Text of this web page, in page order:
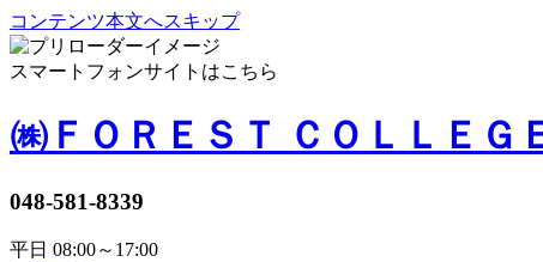
コンテンツ本文へスキップ
スマートフォンサイトはこちら
㈱ＦＯＲＥＳＴ ＣＯＬＬＥＧ
048-581-8339
平日 08:00～17:00